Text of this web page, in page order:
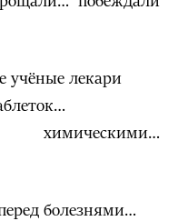
учёные лекари
болезнями…